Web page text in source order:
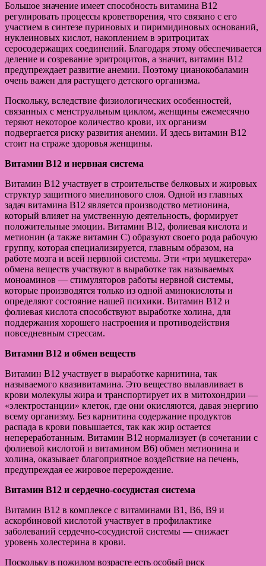
Большое значение имеет способность витамина В12
регулировать процессы кроветворения, что связано с его
участием в синтезе пуриновых и пиримидиновых оснований,
нуклеиновых кислот, накоплением в эритроцитах
серосодержащих соединений. Благодаря этому обеспечивается
деление и созревание эритроцитов, а значит, витамин В12
предупреждает развитие анемии. Поэтому цианокобаламин
очень важен для растущего детского организма.
Поскольку, вследствие физиологических особенностей,
связанных с менструальным циклом, женщины ежемесячно
теряют некоторое количество крови, их организм
подвергается риску развития анемии. И здесь витамин В12
стоит на страже здоровья женщины.
Витамин В12 и нервная система
Витамин В12 участвует в строительстве белковых и жировых
структур защитного миелинового слоя. Одной из главных
задач витамина B12 является производство метионина,
который влияет на умственную деятельность, формирует
положительные эмоции. Витамин B12, фолиевая кислота и
метионин (а также витамин С) образуют своего рода рабочую
группу, которая специализируется, главным образом, на
работе мозга и всей нервной системы. Эти «три мушкетера»
обмена веществ участвуют в выработке так называемых
моноаминов — стимуляторов работы нервной системы,
которые производятся только из одной аминокислоты и
определяют состояние нашей психики. Витамин В12 и
фолиевая кислота способствуют выработке холина, для
поддержания хорошего настроения и противодействия
повседневным стрессам.
Витамин В12 и обмен веществ
Витамин B12 участвует в выработке карнитина, так
называемого квазивитамина. Это вещество вылавливает в
крови молекулы жира и транспортирует их в митохондрии —
«электростанции» клеток, где они окисляются, давая энергию
всему организму. Без карнитина содержание продуктов
распада в крови повышается, так как жир остается
непереработанным. Витамин В12 нормализует (в сочетании с
фолиевой кислотой и витамином В6) обмен метионина и
холина, оказывает благоприятное воздействие на печень,
предупреждая ее жировое перерождение.
Витамин В12 и сердечно-сосудистая система
Витамин В12 в комплексе с витаминами В1, В6, В9 и
аскорбиновой кислотой участвует в профилактике
заболеваний сердечно-сосудистой системы — снижает
уровень холестерина в крови.
Поскольку в пожилом возрасте есть особый риск